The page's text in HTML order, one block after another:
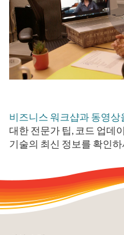
비즈니스 워크샵과 동영상
대한 전문가 팁, 코드 업데
기술의 최신 정보를 확인하